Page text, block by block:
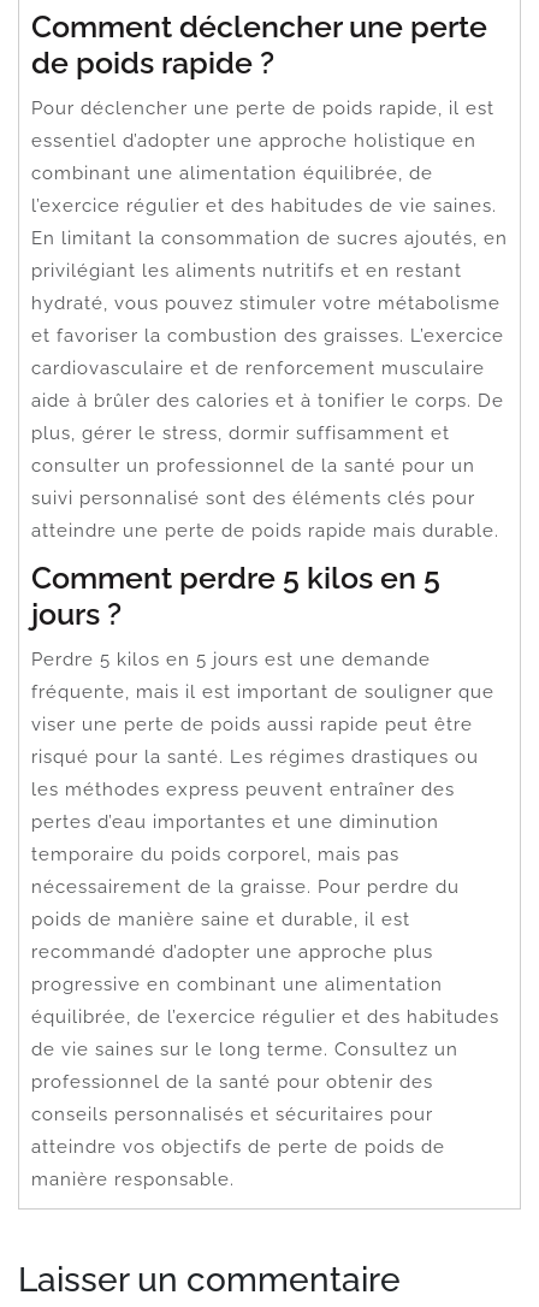
Comment déclencher une perte
de poids rapide ?
Pour déclencher une perte de poids rapide, il est
essentiel d’adopter une approche holistique en
combinant une alimentation équilibrée, de
l’exercice régulier et des habitudes de vie saines.
En limitant la consommation de sucres ajoutés, en
privilégiant les aliments nutritifs et en restant
hydraté, vous pouvez stimuler votre métabolisme
et favoriser la combustion des graisses. L’exercice
cardiovasculaire et de renforcement musculaire
aide à brûler des calories et à tonifier le corps. De
plus, gérer le stress, dormir suffisamment et
consulter un professionnel de la santé pour un
suivi personnalisé sont des éléments clés pour
atteindre une perte de poids rapide mais durable.
Comment perdre 5 kilos en 5
jours ?
Perdre 5 kilos en 5 jours est une demande
fréquente, mais il est important de souligner que
viser une perte de poids aussi rapide peut être
risqué pour la santé. Les régimes drastiques ou
les méthodes express peuvent entraîner des
pertes d’eau importantes et une diminution
temporaire du poids corporel, mais pas
nécessairement de la graisse. Pour perdre du
poids de manière saine et durable, il est
recommandé d’adopter une approche plus
progressive en combinant une alimentation
équilibrée, de l’exercice régulier et des habitudes
de vie saines sur le long terme. Consultez un
professionnel de la santé pour obtenir des
conseils personnalisés et sécuritaires pour
atteindre vos objectifs de perte de poids de
manière responsable.
Laisser un commentaire